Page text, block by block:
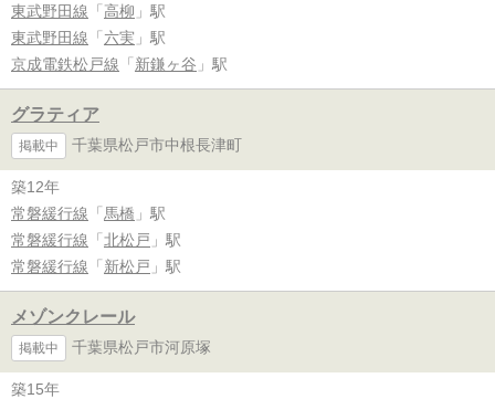
東武野田線 「 高柳 」駅
東武野田線 「 六実 」駅
京成電鉄松戸線 「 新鎌ヶ谷 」駅
グラティア
掲載中 千葉県松戸市中根長津町
築12年
常磐緩行線 「 馬橋 」駅
常磐緩行線 「 北松戸 」駅
常磐緩行線 「 新松戸 」駅
メゾンクレール
掲載中 千葉県松戸市河原塚
築15年